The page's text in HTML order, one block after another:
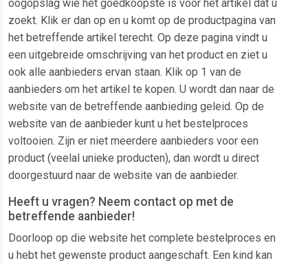
oogopslag wie het goedkoopste is voor het artikel dat u
zoekt. Klik er dan op en u komt op de productpagina van
het betreffende artikel terecht. Op deze pagina vindt u
een uitgebreide omschrijving van het product en ziet u
ook alle aanbieders ervan staan. Klik op 1 van de
aanbieders om het artikel te kopen. U wordt dan naar de
website van de betreffende aanbieding geleid. Op de
website van de aanbieder kunt u het bestelproces
voltooien. Zijn er niet meerdere aanbieders voor een
product (veelal unieke producten), dan wordt u direct
doorgestuurd naar de website van de aanbieder.
Heeft u vragen? Neem contact op met de
betreffende aanbieder!
Doorloop op die website het complete bestelproces en
u hebt het gewenste product aangeschaft. Een kind kan